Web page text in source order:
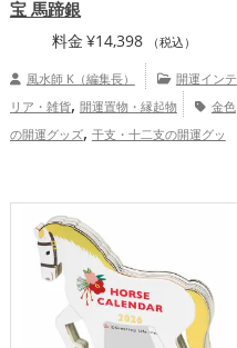
宝 馬蹄銀
料金 ¥14,398 （税込）
風水師 K（編集長）
開運インテ
リア・雑貨, 開運置物・縁起物
金色
の開運グッズ, 干支・十二支の開運グッ
年）の開運グッズ
運アップ,総合運・全体運アップ